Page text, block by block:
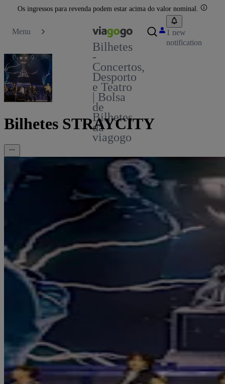
Os ingressos para revenda podem estar acima do valor nominal.
Menu
Bilhetes
-
Concertos,
Desporto
e Teatro
| Bolsa
de
Bilhetes
da
viagogo
1 new
notification
Bilhetes STRAYCITY